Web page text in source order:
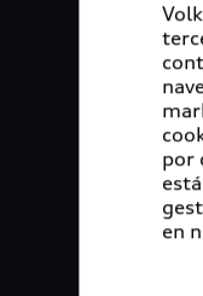
por
en